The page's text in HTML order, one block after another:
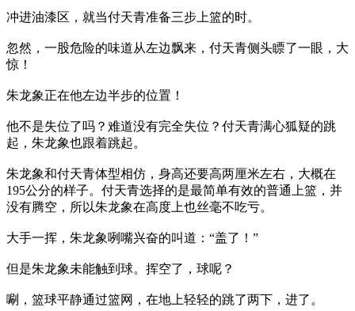
冲进油漆区，就当付天青准备三步上篮的时。
忽然，一股危险的味道从左边飘来，付天青侧头瞟了一眼，大
惊！
朱龙象正在他左边半步的位置！
他不是失位了吗？难道没有完全失位？付天青满心狐疑的跳
起，朱龙象也跟着跳起。
朱龙象和付天青体型相仿，身高还要高两厘米左右，大概在
195公分的样子。付天青选择的是最简单有效的普通上篮，并
没有腾空，所以朱龙象在高度上也丝毫不吃亏。
大手一挥，朱龙象咧嘴兴奋的叫道：“盖了！”
但是朱龙象未能触到球。挥空了，球呢？
唰，篮球平静通过篮网，在地上轻轻的跳了两下，进了。